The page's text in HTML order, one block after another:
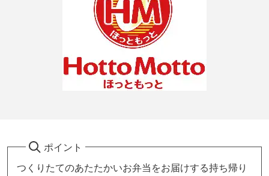
ポイント
つくりたてのあたたかいお弁当をお届けする持ち帰り